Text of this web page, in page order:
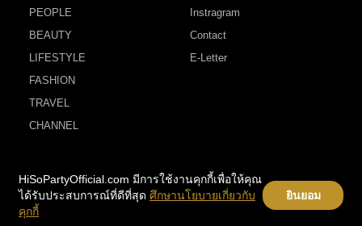
PEOPLE
BEAUTY
LIFESTYLE
FASHION
TRAVEL
CHANNEL
Instragram
Contact
E-Letter
HiSoPartyOfficial.com มีการใช้งานคุกกี้เพื่อให้คุณ
ได้รับประสบการณ์ที่ดีที่สุด ศึกษานโยบายเกี่ยวกับ
คุกกี้
ยินยอม